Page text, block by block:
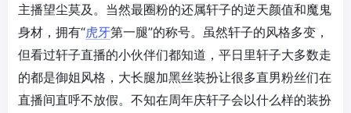
主播望尘莫及。当然最圈粉的还属轩子的逆天颜值和魔鬼
身材，拥有“虎牙第一腿”的称号。虽然轩子的风格多变，
但看过轩子直播的小伙伴们都知道，平日里轩子大多数走
的都是御姐风格，大长腿加黑丝装扮让很多直男粉丝们在
直播间直呼不放假。不知在周年庆轩子会以什么样的装扮